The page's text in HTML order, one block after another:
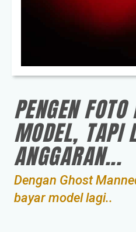
PENGEN
MODEL, TAPI
ANGGARAN...
Dengan Ghost
bayar model lagi..